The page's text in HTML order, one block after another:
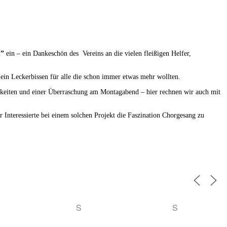
ein – ein Dankeschön des Vereins an die vielen fleißigen Helfer,
Leckerbissen für alle die schon immer etwas mehr wollten.
und einer Überraschung am Montagabend – hier rechnen wir auch mit
bei einem solchen Projekt die Faszination Chorgesang zu
S S